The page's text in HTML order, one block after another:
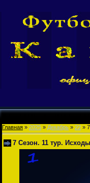
Главная » 2025 » Декабрь » 22 »
7 Сезон. 11 тур. Исходы